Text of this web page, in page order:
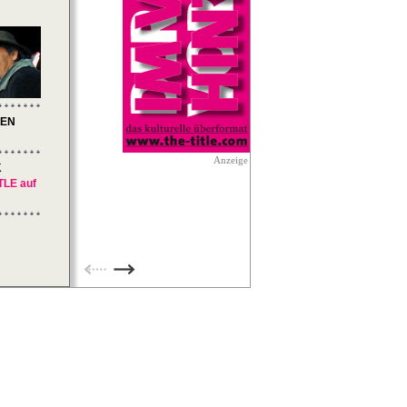
Anzeige
auf